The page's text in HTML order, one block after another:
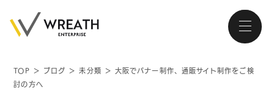
TOP ＞ ブログ ＞未分類 ＞ 大阪でバナー制作、通販サイト制作をご検
討の方へ